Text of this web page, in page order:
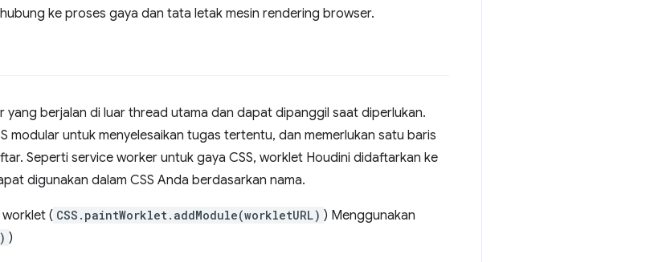
ke proses gaya dan tata letak mesin rendering browser.
berjalan di luar thread utama dan dapat dipanggil saat diperlukan.
modular untuk menyelesaikan tugas tertentu, dan memerlukan satu baris
Seperti service worker untuk gaya CSS, worklet Houdini didaftarkan ke
digunakan dalam CSS Anda berdasarkan nama.
( CSS.paintWorklet.addModule(workletURL) ) Menggunakan
)